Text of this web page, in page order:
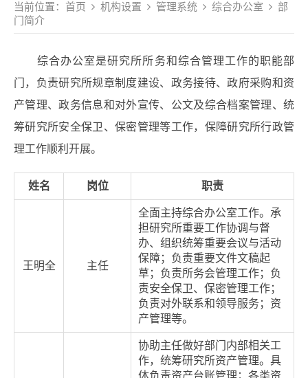
当前位置： 首页 机构设置 管理系统 综合办公室
部
门简介
综合办公室是研究所所务和综合管理工作的职能部
门，负责研究所规章制度建设、政务接待、政府采购和资
产管理、政务信息和对外宣传、公文及综合档案管理、统
筹研究所安全保卫、保密管理等工作，保障研究所行政管
理工作顺利开展。
姓名 岗位 职责
王明全 主任
全面主持综合办公室工作。承
担研究所重要工作协调与督
办、组织统筹重要会议与活动
保障；负责重要文件文稿起
草；负责所务会管理工作；负
责安全保卫、保密管理工作；
负责对外联系和领导服务；资
产管理等。
协助主任做好部门内部相关工
作，统筹研究所资产管理。具
体负责资产台账管理；各类资